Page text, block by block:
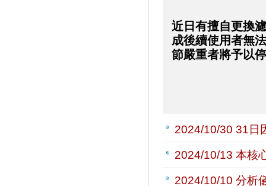
近日有擅自更換
成後續使用者無
節嚴重者將予以
2024/10/30 31日
2024/10/13 本核
2024/10/10 分析